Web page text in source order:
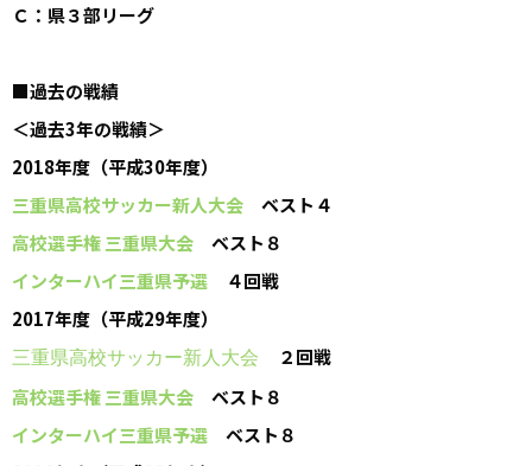
Ｃ：県３部リーグ
■過去の戦績
＜過去3年の戦績＞
2018年度（平成30年度）
三重県高校サッカー新人大会 ベスト４
高校選手権 三重県大会 ベスト８
インターハイ三重県予選 ４回戦
2017年度（平成29年度）
三重県高校サッカー新人大会
２回戦
高校選手権 三重県大会 ベスト８
インターハイ三重県予選 ベスト８